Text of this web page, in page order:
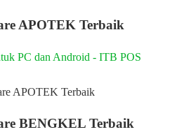
APOTEK Terbaik
APOTEK Terbaik
BENGKEL Terbaik